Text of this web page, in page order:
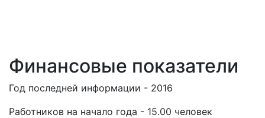
Финансовые показатели
Год последней информации - 2016
Работников на начало года - 15.00 человек